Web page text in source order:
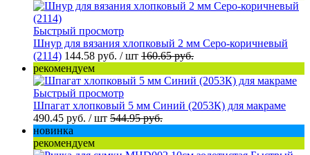
Быстрый просмотр
Шнур для вязания хлопковый 2 мм Серо-коричневый
(2114) 144.58 руб. / шт 160.65 руб.
рекомендуем
Быстрый просмотр
Шпагат хлопковый 5 мм Синий (2053К) для макраме
490.45 руб. / шт 544.95 руб.
новинка
рекомендуем